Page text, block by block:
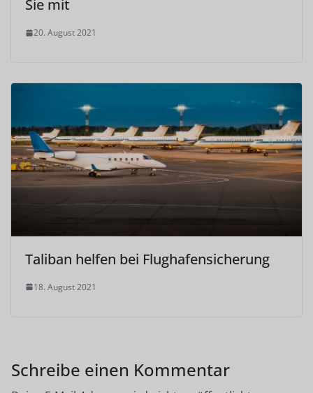
Sie mit
20. August 2021
Taliban helfen bei Flughafensicherung
18. August 2021
Schreibe einen Kommentar